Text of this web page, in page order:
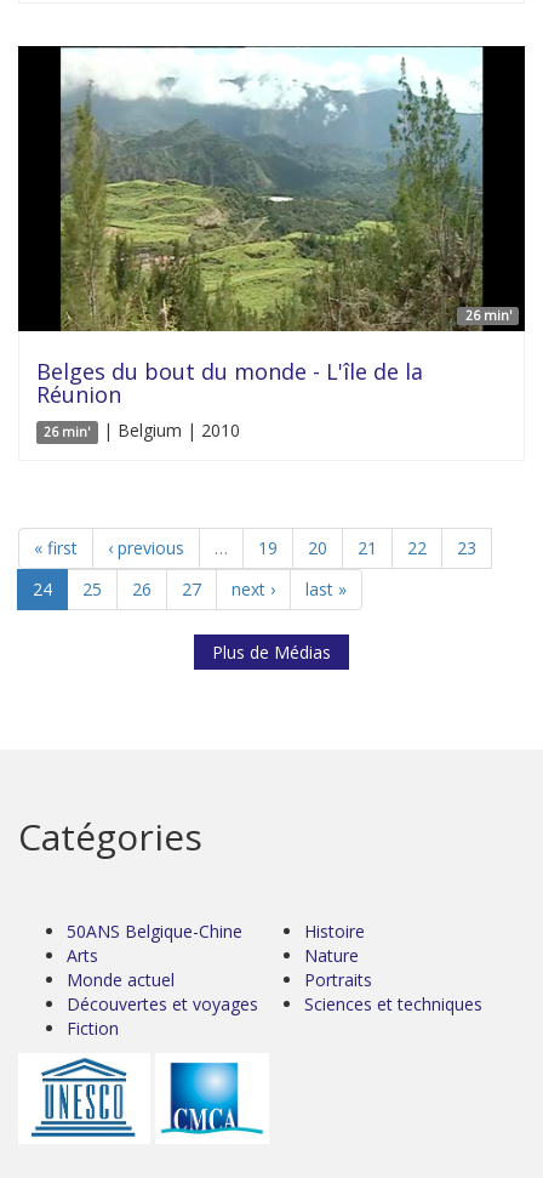
26 min'
Belges du bout du monde - L'île de la
Réunion
26 min' | Belgium | 2010
« first ‹ previous … 19 20 21 22
23
24
25 26 27 next › last »
Plus de Médias
Catégories
50ANS Belgique-Chine
Arts
Monde actuel
Découvertes et voyages
Fiction
Histoire
Nature
Portraits
Sciences et techniques